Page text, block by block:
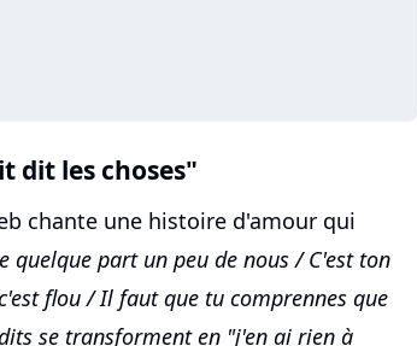
dit les choses"
chante une histoire d'amour qui
quelque part un peu de nous / C'est ton
flou / Il faut que tu comprennes que
se transforment en "j'en ai rien à